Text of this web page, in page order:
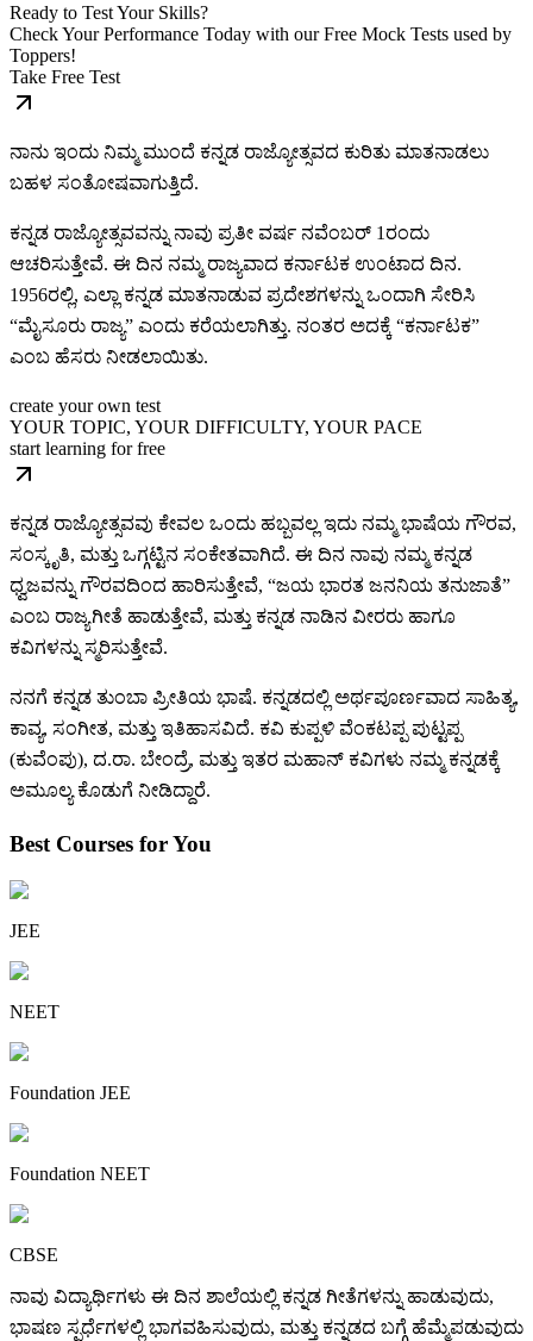
Ready to Test Your Skills?
Check Your Performance Today with our Free Mock Tests used by
Toppers!
Take Free Test
ನಾನು ಇಂದು ನಿಮ್ಮ ಮುಂದೆ ಕನ್ನಡ ರಾಜ್ಯೋತ್ಸವದ ಕುರಿತು ಮಾತನಾಡಲು
ಬಹಳ ಸಂತೋಷವಾಗುತ್ತಿದೆ.
ಕನ್ನಡ ರಾಜ್ಯೋತ್ಸವವನ್ನು ನಾವು ಪ್ರತೀ ವರ್ಷ ನವೆಂಬರ್ 1ರಂದು
ಆಚರಿಸುತ್ತೇವೆ. ಈ ದಿನ ನಮ್ಮ ರಾಜ್ಯವಾದ ಕರ್ನಾಟಕ ಉಂಟಾದ ದಿನ.
1956ರಲ್ಲಿ, ಎಲ್ಲಾ ಕನ್ನಡ ಮಾತನಾಡುವ ಪ್ರದೇಶಗಳನ್ನು ಒಂದಾಗಿ ಸೇರಿಸಿ
“ಮೈಸೂರು ರಾಜ್ಯ” ಎಂದು ಕರೆಯಲಾಗಿತ್ತು. ನಂತರ ಅದಕ್ಕೆ “ಕರ್ನಾಟಕ”
ಎಂಬ ಹೆಸರು ನೀಡಲಾಯಿತು.
create your own test
YOUR TOPIC, YOUR DIFFICULTY, YOUR PACE
start learning for free
ಕನ್ನಡ ರಾಜ್ಯೋತ್ಸವವು ಕೇವಲ ಒಂದು ಹಬ್ಬವಲ್ಲ ಇದು ನಮ್ಮ ಭಾಷೆಯ ಗೌರವ,
ಸಂಸ್ಕೃತಿ, ಮತ್ತು ಒಗ್ಗಟ್ಟಿನ ಸಂಕೇತವಾಗಿದೆ. ಈ ದಿನ ನಾವು ನಮ್ಮ ಕನ್ನಡ
ಧ್ವಜವನ್ನು ಗೌರವದಿಂದ ಹಾರಿಸುತ್ತೇವೆ, “ಜಯ ಭಾರತ ಜನನಿಯ ತನುಜಾತೆ”
ಎಂಬ ರಾಜ್ಯಗೀತೆ ಹಾಡುತ್ತೇವೆ, ಮತ್ತು ಕನ್ನಡ ನಾಡಿನ ವೀರರು ಹಾಗೂ
ಕವಿಗಳನ್ನು ಸ್ಮರಿಸುತ್ತೇವೆ.
ನನಗೆ ಕನ್ನಡ ತುಂಬಾ ಪ್ರೀತಿಯ ಭಾಷೆ. ಕನ್ನಡದಲ್ಲಿ ಅರ್ಥಪೂರ್ಣವಾದ ಸಾಹಿತ್ಯ,
ಕಾವ್ಯ, ಸಂಗೀತ, ಮತ್ತು ಇತಿಹಾಸವಿದೆ. ಕವಿ ಕುಪ್ಪಳಿ ವೆಂಕಟಪ್ಪ ಪುಟ್ಟಪ್ಪ
(ಕುವೆಂಪು), ದ.ರಾ. ಬೇಂದ್ರೆ, ಮತ್ತು ಇತರ ಮಹಾನ್ ಕವಿಗಳು ನಮ್ಮ ಕನ್ನಡಕ್ಕೆ
ಅಮೂಲ್ಯ ಕೊಡುಗೆ ನೀಡಿದ್ದಾರೆ.
Best Courses for You
JEE
NEET
Foundation JEE
Foundation NEET
CBSE
ನಾವು ವಿದ್ಯಾರ್ಥಿಗಳು ಈ ದಿನ ಶಾಲೆಯಲ್ಲಿ ಕನ್ನಡ ಗೀತೆಗಳನ್ನು ಹಾಡುವುದು,
ಭಾಷಣ ಸ್ಪರ್ಧೆಗಳಲ್ಲಿ ಭಾಗವಹಿಸುವುದು, ಮತ್ತು ಕನ್ನಡದ ಬಗ್ಗೆ ಹೆಮ್ಮೆಪಡುವುದು